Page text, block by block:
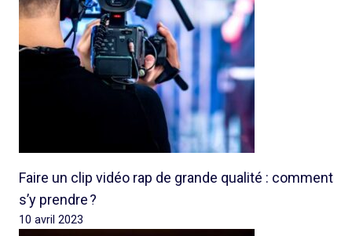
Faire un clip vidéo rap de grande qualité : comment
s’y prendre ?
10 avril 2023